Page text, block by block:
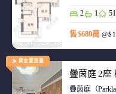
2 1
售 $680萬
黃金置頂盤
疊茵庭 2座
疊茵庭（